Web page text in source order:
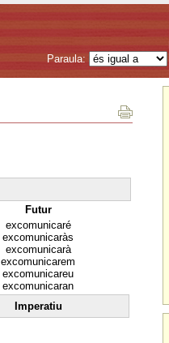
Paraula:
Futur
excomunicaré
excomunicaràs
excomunicarà
excomunicarem
excomunicareu
excomunicaran
Imperatiu